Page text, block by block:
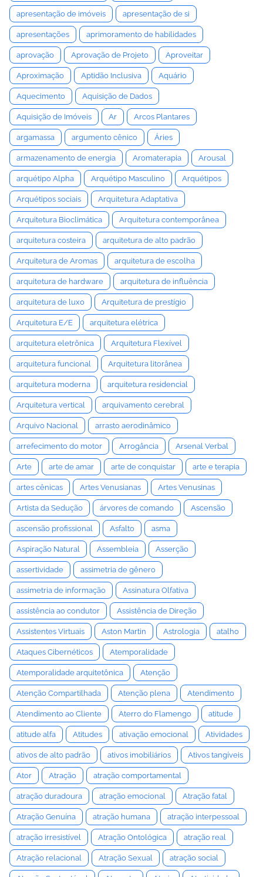
apresentação de imóveis apresentação de si
apresentações aprimoramento de habilidades
aprovação Aprovação de Projeto Aproveitar
Aproximação Aptidão Inclusiva Aquário
Aquecimento Aquisição de Dados
Aquisição de Imóveis Ar Arcos Plantares
argamassa argumento cênico Áries
armazenamento de energia Aromaterapia Arousal
arquétipo Alpha Arquétipo Masculino Arquétipos
Arquétipos sociais Arquitetura Adaptativa
Arquitetura Bioclimática Arquitetura contemporânea
arquitetura costeira arquitetura de alto padrão
Arquitetura de Aromas arquitetura de escolha
arquitetura de hardware arquitetura de influência
arquitetura de luxo Arquitetura de prestígio
Arquitetura E/E arquitetura elétrica
arquitetura eletrônica Arquitetura Flexível
arquitetura funcional Arquitetura litorânea
arquitetura moderna arquitetura residencial
Arquitetura vertical arquivamento cerebral
Arquivo Nacional arrasto aerodinâmico
arrefecimento do motor Arrogância Arsenal Verbal
Arte arte de amar arte de conquistar arte e terapia
artes cênicas Artes Venusianas Artes Venusinas
Artista da Sedução árvores de comando Ascensão
ascensão profissional Asfalto asma
Aspiração Natural Assembleia Asserção
assertividade assimetria de gênero
assimetria de informação Assinatura Olfativa
assistência ao condutor Assistência de Direção
Assistentes Virtuais Aston Martin Astrologia atalho
Ataques Cibernéticos Atemporalidade
Atemporalidade arquitetônica Atenção
Atenção Compartilhada Atenção plena Atendimento
Atendimento ao Cliente Aterro do Flamengo atitude
atitude alfa Atitudes ativação emocional Atividades
ativos de alto padrão ativos imobiliários Ativos tangíveis
Ator Atração atração comportamental
atração duradoura atração emocional Atração fatal
Atração Genuína atração humana atração interpessoal
atração irresistível Atração Ontológica atração real
Atração relacional Atração Sexual atração social